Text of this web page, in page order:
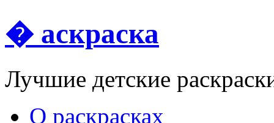
� аскраска
Лучшие детские
О раскрасках